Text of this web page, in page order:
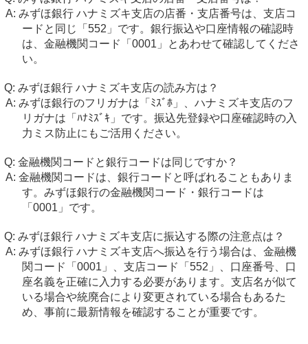
みずほ銀行 ハナミズキ支店の店番・支店番号は、支店コ
ードと同じ「552」です。銀行振込や口座情報の確認時
は、金融機関コード「0001」とあわせて確認してくださ
い。
みずほ銀行 ハナミズキ支店の読み方は？
みずほ銀行のフリガナは「ﾐｽﾞﾎ」、ハナミズキ支店のフ
リガナは「ﾊﾅﾐｽﾞｷ」です。振込先登録や口座確認時の入
力ミス防止にもご活用ください。
金融機関コードと銀行コードは同じですか？
金融機関コードは、銀行コードと呼ばれることもありま
す。みずほ銀行の金融機関コード・銀行コードは
「0001」です。
みずほ銀行 ハナミズキ支店に振込する際の注意点は？
みずほ銀行 ハナミズキ支店へ振込を行う場合は、金融機
関コード「0001」、支店コード「552」、口座番号、口
座名義を正確に入力する必要があります。支店名が似て
いる場合や統廃合により変更されている場合もあるた
め、事前に最新情報を確認することが重要です。